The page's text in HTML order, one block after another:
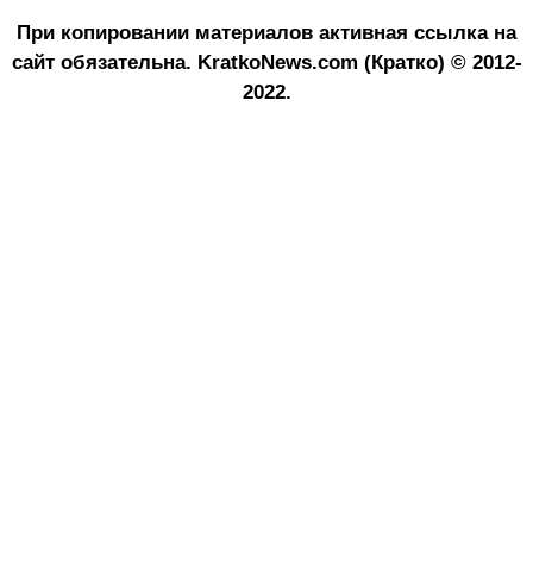
При копировании материалов активная ссылка на
сайт обязательна. KratkoNews.com (Кратко) © 2012-
2022.